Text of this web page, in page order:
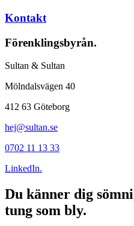
Kontakt
Förenklingsbyrån.
Sultan & Sultan
Mölndalsvägen 40
412 63 Göteborg
hej@sultan.se
0702 11 13 33
LinkedIn.
Du känner dig
tung som bly.